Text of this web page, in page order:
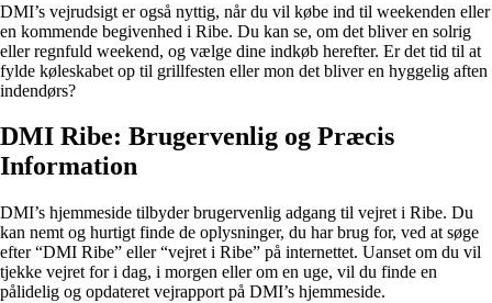
DMI’s vejrudsigt er også nyttig, når du vil købe ind til weekenden eller
en kommende begivenhed i Ribe. Du kan se, om det bliver en solrig
eller regnfuld weekend, og vælge dine indkøb herefter. Er det tid til at
fylde køleskabet op til grillfesten eller mon det bliver en hyggelig aften
indendørs?
DMI Ribe: Brugervenlig og Præcis
Information
DMI’s hjemmeside tilbyder brugervenlig adgang til vejret i Ribe. Du
kan nemt og hurtigt finde de oplysninger, du har brug for, ved at søge
efter “DMI Ribe” eller “vejret i Ribe” på internettet. Uanset om du vil
tjekke vejret for i dag, i morgen eller om en uge, vil du finde en
pålidelig og opdateret vejrapport på DMI’s hjemmeside.